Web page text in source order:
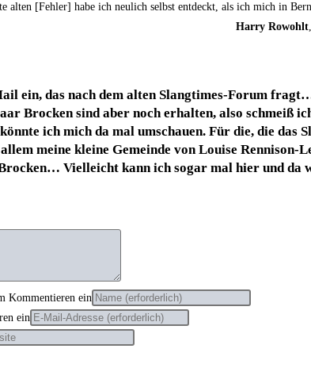
alten [Feh­ler] habe ich neu­lich selbst ent­deckt, als ich mich in
Har­ry Rowohlt,
ein, das nach dem alten Slang­times-Forum
Bro­cken sind aber noch erhal­ten, also schmeiß
ich mich da mal umschau­en. Für die, die
mei­ne klei­ne Gemein­de von Loui­se
Viel­leicht kann ich sogar mal hier und
Kommentieren ein
ein